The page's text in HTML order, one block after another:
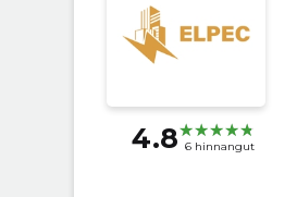
4.8 6 hinnangut